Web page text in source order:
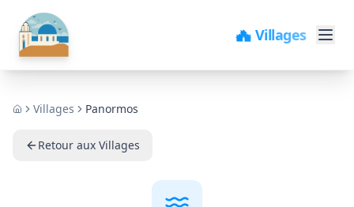
HomeVillages Panormos
Retour aux Villages